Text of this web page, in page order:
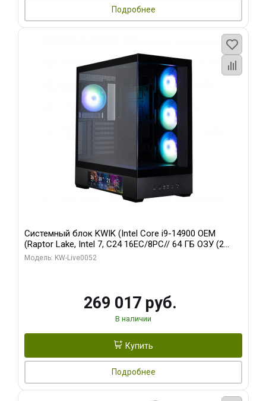
Подробнее
Системный блок KWIK (Intel Core i9-14900 OEM
(Raptor Lake, Intel 7, C24 16EC/8PC// 64 ГБ ОЗУ (2
модуля)/ Palit RTX5080 GAMINGPRO OC 16GB GDDR7
Модель: KW-Live0052
269 017 руб.
В наличии
Купить
Подробнее